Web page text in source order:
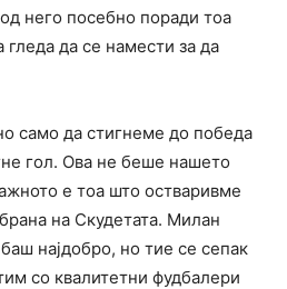
него посебно поради тоа
гледа да се намести за да
само да стигнеме до победа
гол. Ова не беше нашето
е тоа што остваривме
на Скудетата. Милан
најдобро, но тие се сепак
со квалитетни фудбалери